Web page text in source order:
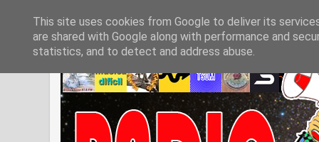
This site uses cookies from Google to deliver its
are shared with Google along with performance and
statistics, and to detect and address abuse.